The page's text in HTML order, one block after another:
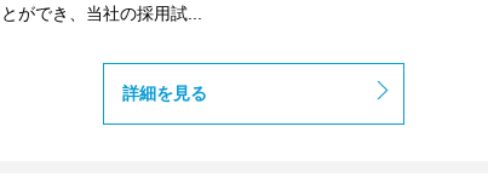
とができ、当社の採用試...
詳細を見る